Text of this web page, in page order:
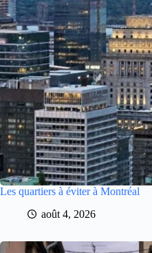
Les quartiers à éviter à Montréal
août 4, 2026